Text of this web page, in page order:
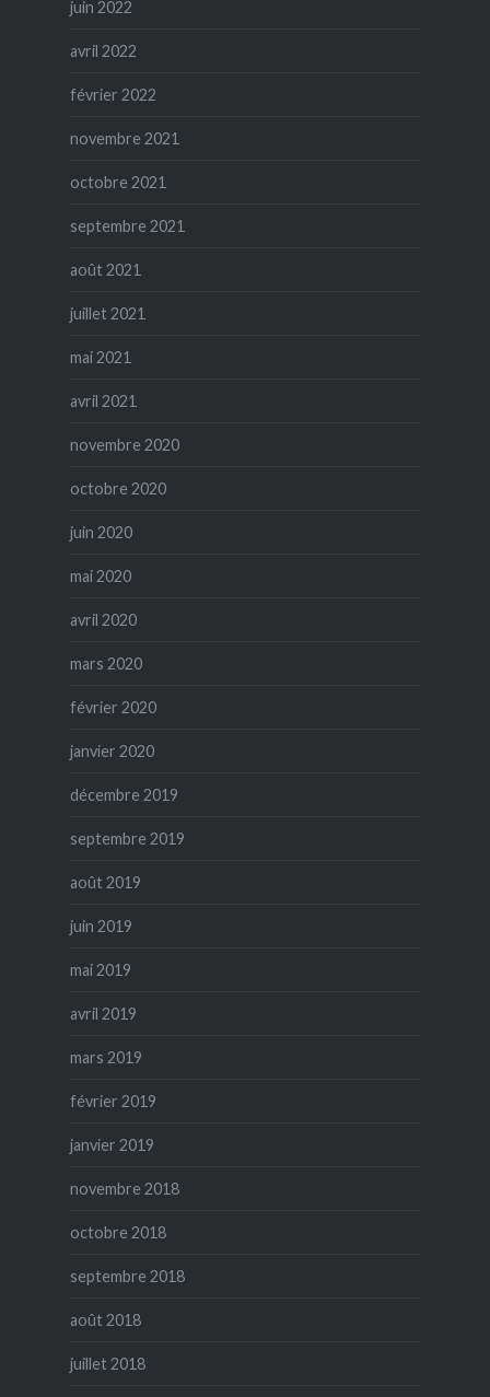
juin 2022
avril 2022
février 2022
novembre 2021
octobre 2021
septembre 2021
août 2021
juillet 2021
mai 2021
avril 2021
novembre 2020
octobre 2020
juin 2020
mai 2020
avril 2020
mars 2020
février 2020
janvier 2020
décembre 2019
septembre 2019
août 2019
juin 2019
mai 2019
avril 2019
mars 2019
février 2019
janvier 2019
novembre 2018
octobre 2018
septembre 2018
août 2018
juillet 2018